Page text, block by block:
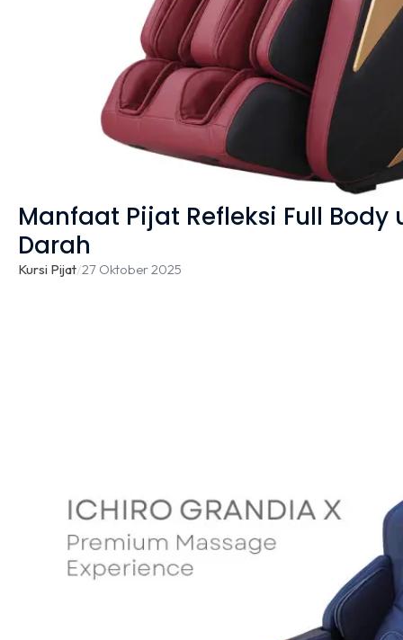
Manfaat Pijat Refleksi Full Body
Darah
Kursi Pijat/27 Oktober 2025